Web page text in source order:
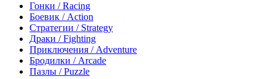
Гонки / Racing
Боевик / Action
Стратегии / Strategy
Драки / Fighting
Приключения / Adventure
Бродилки / Arcade
Пазлы / Puzzle